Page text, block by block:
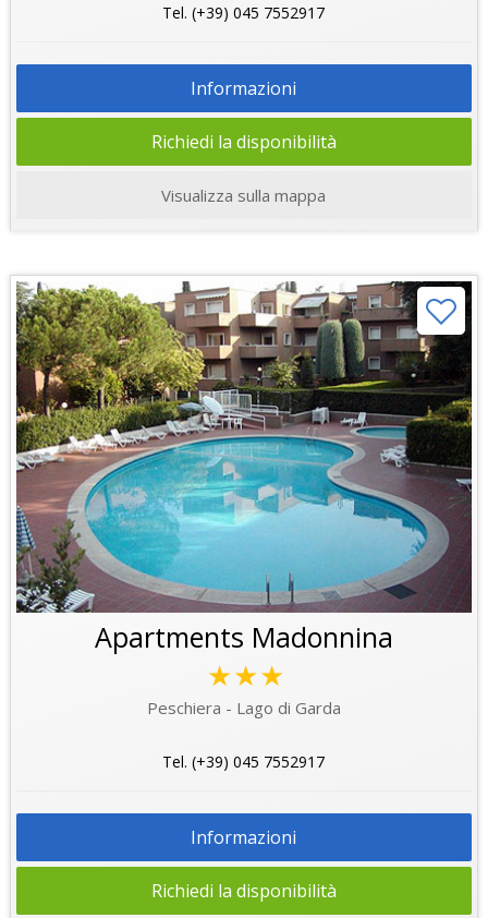
Tel. (+39) 045 7552917
Informazioni
Richiedi la disponibilità
Visualizza sulla mappa
Apartments Madonnina
★★★
Peschiera - Lago di Garda
Tel. (+39) 045 7552917
Informazioni
Richiedi la disponibilità